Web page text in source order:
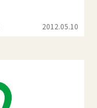
2012.05.10